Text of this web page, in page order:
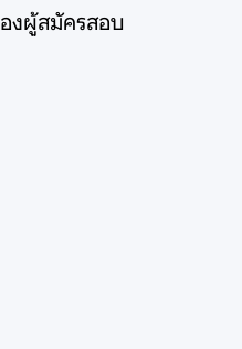
งผู้สมัครสอบ